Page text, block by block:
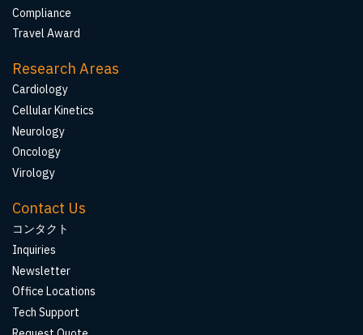
Compliance
Travel Award
Research Areas
Cardiology
Cellular Kinetics
Neurology
Oncology
Virology
Contact Us
コンタクト
Inquiries
Newsletter
Office Locations
Tech Support